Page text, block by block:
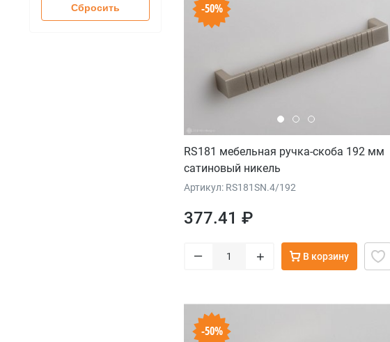
Сбросить -50%
RS181 мебельная ручка-скоба 192 мм
сатиновый никель
Артикул: RS181SN.4/192
377.41 ₽
– + В корзину
-50%